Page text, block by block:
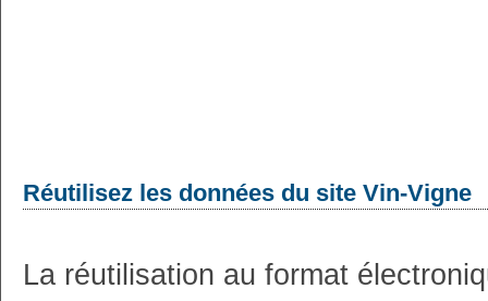
Réutilisez les données du site Vin-Vigne
La réutilisation au format